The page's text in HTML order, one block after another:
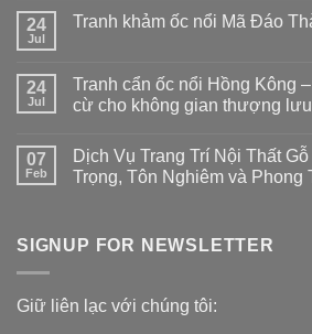
24
Jul
Tranh khảm ốc nổi Mã Đáo
24
Jul
Tranh cẩn ốc nổi Hồng Kông
cừ cho không gian thượng lưu
07
Feb
Dịch Vụ Trang Trí Nội Thất
Trọng, Tôn Nghiêm và Phong
SIGNUP FOR NEWSLETTER
Giữ liên lạc với chúng tôi: